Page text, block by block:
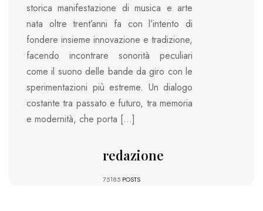
storica manifestazione di musica e arte
nata oltre trent’anni fa con l’intento di
fondere insieme innovazione e tradizione,
facendo incontrare sonorità peculiari
come il suono delle bande da giro con le
sperimentazioni più estreme. Un dialogo
costante tra passato e futuro, tra memoria
e modernità, che porta […]
redazione
75185 POSTS